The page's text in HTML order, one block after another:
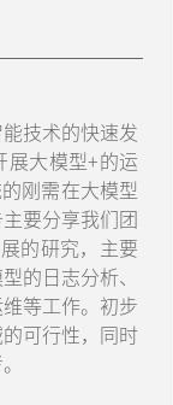
技术的快速发
展大模型+的运
刚需在大模型
要分享我们团
的研究，主要
的日志分析、
等工作。初步
可行性，同时
。